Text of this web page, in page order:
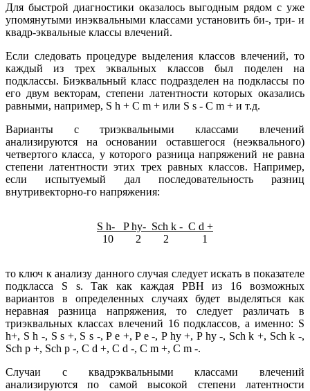
Для быстрой диагностики оказалось выгодным рядом с уже
упомянутыми инэквальными классами установить би-, три- и
квадр-эквальные классы влечений.
Если следовать процедуре выделения классов влечений, то
каждый из трех эквальных классов был поделен на
подклассы. Биэквальный класс подразделен на подклассы по
его двум векторам, степени латентности которых оказались
равными, например, S h + С m + или S s - С m + и т.д.
Варианты с триэквальными классами влечений
анализируются на основании оставшегося (неэквального)
четвертого класса, у которого разница напряжений не равна
степени латентности этих трех равных классов. Например,
если испытуемый дал последовательность разниц
внутривекторно-го напряжения:
S h- P hy- Sch k - С d +
10 2 2 1
то ключ к анализу данного случая следует искать в показателе
подкласса S s. Так как каждая РВН из 16 возможных
вариантов в определенных случаях будет выделяться как
неравная разница напряжения, то следует различать в
триэквальных классах влечений 16 подклассов, а именно: S
h+, S h -, S s +, S s -, P e +, P e -, P hy +, P hy -, Sch k +, Sch k -,
Sch p +, Sch p -, С d +, С d -, С m +, С m -.
Случаи с квадрэквальными классами влечений
анализируются по самой высокой степени латентности